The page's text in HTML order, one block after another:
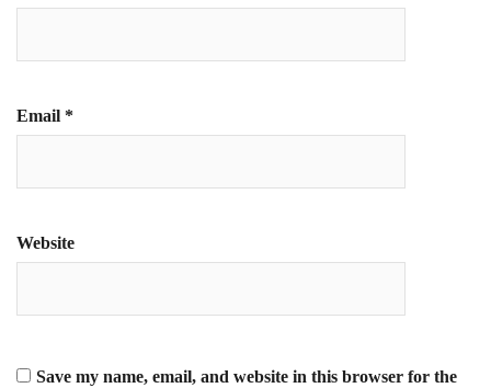
Email *
Website
Save my name, email, and website in this browser for the